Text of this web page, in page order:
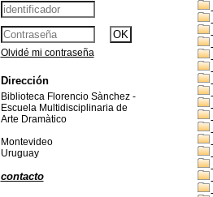
Olvidé mi contraseña
Dirección
Biblioteca Florencio Sànchez -
Escuela Multidisciplinaria de
Arte Dramàtico
Montevideo
Uruguay
contacto